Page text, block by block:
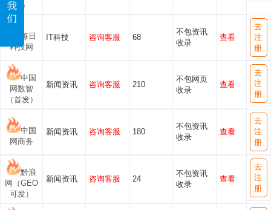
我
们
发）
每日
科技网
IT科技 咨询客服 68
不包资讯
收录
查看
去
注
册
中国
网数智
（首发）
新闻资讯 咨询客服 210
不包网页
收录
查看
去
注
册
中国
网商务
新闻资讯 咨询客服 180
不包资讯
收录
查看
去
注
册
黔浪
网（GEO
可发）
新闻资讯 咨询客服 24
不包资讯
收录
查看
去
注
册